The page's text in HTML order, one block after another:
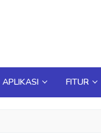
APLIKASI FITUR